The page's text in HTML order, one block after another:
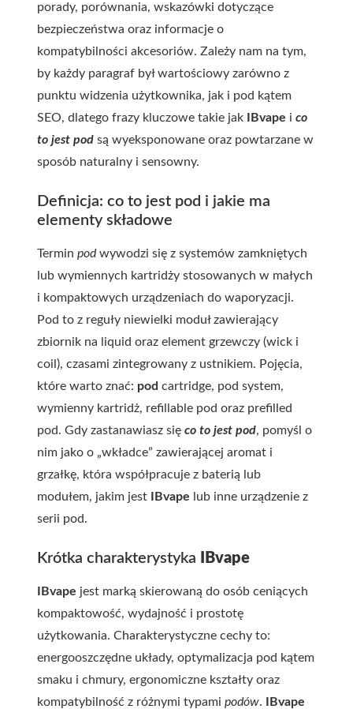
porady, porównania, wskazówki dotyczące
bezpieczeństwa oraz informacje o
kompatybilności akcesoriów. Zależy nam na tym,
by każdy paragraf był wartościowy zarówno z
punktu widzenia użytkownika, jak i pod kątem
SEO, dlatego frazy kluczowe takie jak
IBvape i co
to jest pod są wyeksponowane oraz powtarzane w
sposób naturalny i sensowny.
Definicja: co to jest pod i jakie ma
elementy składowe
Termin podwywodzi się z systemów zamkniętych
lub wymiennych kartridży stosowanych w małych
i kompaktowych urządzeniach do waporyzacji.
Pod to z reguły niewielki moduł zawierający
zbiornik na liquid oraz element grzewczy (wick i
coil), czasami zintegrowany z ustnikiem. Pojęcia,
które warto znać: pod cartridge, pod system,
wymienny kartridż, refillable pod oraz prefilled
pod. Gdy zastanawiasz się co to jest pod, pomyśl o
nim jako o „wkładce” zawierającej aromat i
grzałkę, która współpracuje z baterią lub
modułem, jakim jest
IBvape lub inne urządzenie z
serii pod.
Krótka charakterystyka IBvape
IBvape jest marką skierowaną do osób ceniących
kompaktowość, wydajność i prostotę
użytkowania. Charakterystyczne cechy to:
energooszczędne układy, optymalizacja pod kątem
smaku i chmury, ergonomiczne kształty oraz
kompatybilność z różnymi typami podów.
IBvape